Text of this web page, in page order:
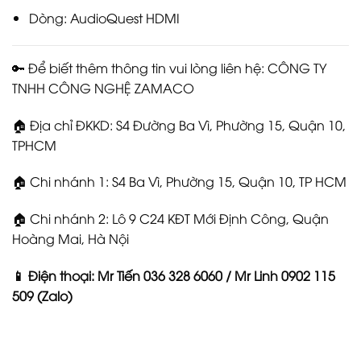
Dòng: AudioQuest HDMI
🔑 Để biết thêm thông tin vui lòng liên hệ: CÔNG TY
TNHH CÔNG NGHỆ ZAMACO
🏠 Địa chỉ ĐKKD: S4 Đường Ba Vì, Phường 15, Quận 10,
TPHCM
🏠 Chi nhánh 1: S4 Ba Vì, Phường 15, Quận 10, TP HCM
🏠 Chi nhánh 2: Lô 9 C24 KĐT Mới Định Công, Quận
Hoàng Mai, Hà Nội
📱 Điện thoại: Mr Tiến 036 328 6060 / Mr Linh 0902 115
509 (Zalo)